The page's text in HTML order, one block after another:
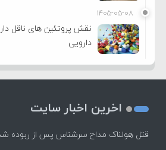
۱۴۰۵-۰۵-۰۸
نقش پروتئین های ناقل
دارویی
اخرین اخبار سایت
قتل هولناک مداح سرشناس پس از ربوده